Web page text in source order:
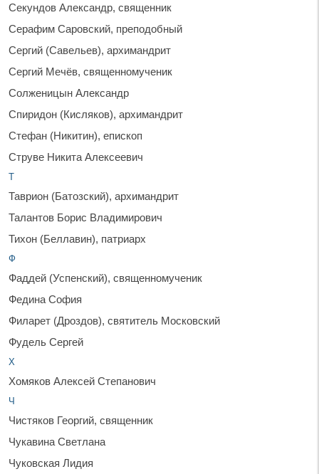
Секундов Александр, священник
Серафим Саровский, преподобный
Сергий (Савельев), архимандрит
Сергий Мечёв, священномученик
Солженицын Александр
Спиридон (Кисляков), архимандрит
Стефан (Никитин), епископ
Струве Никита Алексеевич
Т
Таврион (Батозский), архимандрит
Талантов Борис Владимирович
Тихон (Беллавин), патриарх
Ф
Фаддей (Успенский), священномученик
Федина София
Филарет (Дроздов), святитель Московский
Фудель Сергей
Х
Хомяков Алексей Степанович
Ч
Чистяков Георгий, священник
Чукавина Светлана
Чуковская Лидия